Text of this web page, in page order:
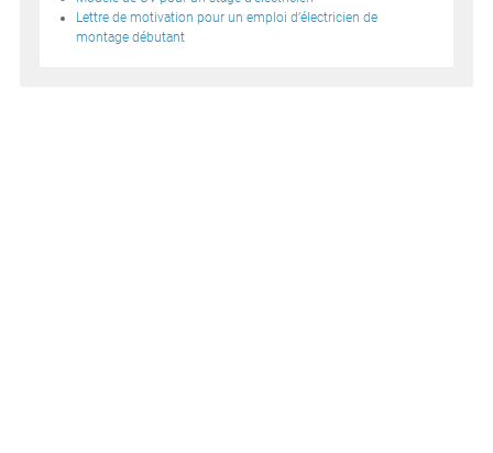
Lettre de motivation pour un emploi d’électricien de
montage débutant